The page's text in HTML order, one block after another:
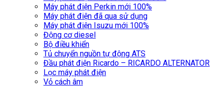
Máy phát điện Perkin mới 100%
Máy phát điện đã qua sử dụng
Máy phát điện Isuzu mới 100%
Động cơ diesel
Bộ điều khiển
Tủ chuyển nguồn tự động ATS
Đầu phát điện Ricardo – RICARDO ALTERNATOR
Lọc máy phát điện
Vỏ cách âm